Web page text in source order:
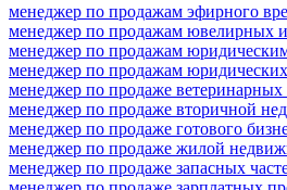
менеджер по продажам эфирного
менеджер по продажам ювелирных
менеджер по продажам
менеджер по продажам
менеджер по продаже ветеринарных
менеджер по продаже вторичной
менеджер по продаже готового
менеджер по продаже жилой
менеджер по продаже запасных